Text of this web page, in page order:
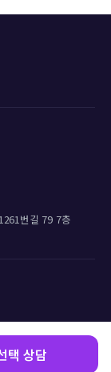
번길 79 7층
택 상담